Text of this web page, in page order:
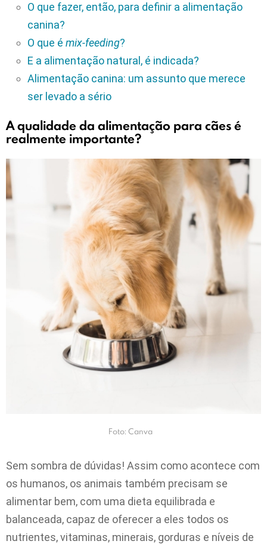
O que fazer, então, para definir a alimentação
canina?
O que é mix-feeding?
E a alimentação natural, é indicada?
Alimentação canina: um assunto que merece
ser levado a sério
A qualidade da alimentação para cães é
realmente importante?
Foto: Canva
Sem sombra de dúvidas! Assim como acontece com
os humanos, os animais também precisam se
alimentar bem, com uma dieta equilibrada e
balanceada, capaz de oferecer a eles todos os
nutrientes, vitaminas, minerais, gorduras e níveis de